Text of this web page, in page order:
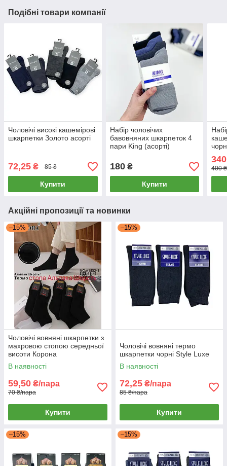
Подібні товари компанії
Чоловічі високі кашемірові
шкарпетки Золото асорті
72,25 ₴ 85 ₴
Купити
Набір чоловічих
бавовняних шкарпеток 4
пари King (асорті)
180₴
Купити
340
400
Акційні пропозиції та новинки
–15%
Чоловічі вовняні шкарпетки з
махровою стопою середньої
висоти Корона
В наявності
59,50 ₴/пара
70 ₴/пара
Купити
–15%
Чоловічі вовняні термо
шкарпетки чорні Style Luxe
В наявності
72,25 ₴/пара
85 ₴/пара
Купити
–15% –15%